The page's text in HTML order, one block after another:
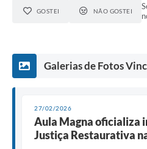
GOSTEI NÃO GOSTEI
Galerias de Fotos
27/02/2026
Aula Magna oficializa
Justiça Restaurativa